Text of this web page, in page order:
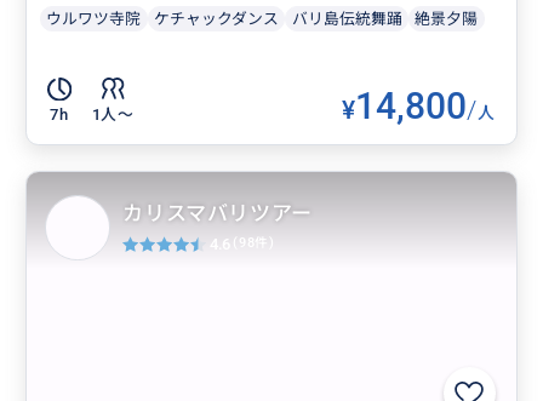
ウルワツ寺院 ケチャックダンス バリ島伝統舞踊 絶景夕陽
7h 1人〜 ¥14,800/人
カリスマバリツアー
4.6 (98件)